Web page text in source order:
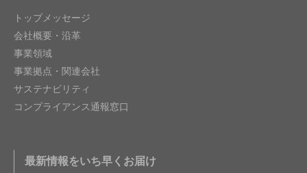
トップメッセージ
会社概要・沿革
事業領域
事業拠点・関連会社
サステナビリティ
コンプライアンス通報窓口
最新情報をいち早くお届け